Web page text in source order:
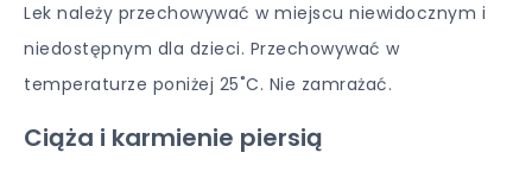
Lek należy przechowywać w miejscu niewidocznym i
niedostępnym dla dzieci. Przechowywać w
temperaturze poniżej 25˚C. Nie zamrażać.
Ciąża i karmienie piersią